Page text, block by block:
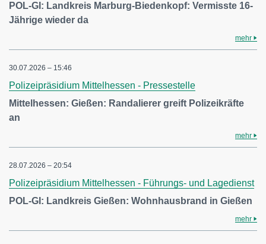
POL-GI: Landkreis Marburg-Biedenkopf: Vermisste 16-
Jährige wieder da
mehr
30.07.2026 – 15:46
Polizeipräsidium Mittelhessen - Pressestelle
Mittelhessen: Gießen: Randalierer greift Polizeikräfte
an
mehr
28.07.2026 – 20:54
Polizeipräsidium Mittelhessen - Führungs- und Lagedienst
POL-GI: Landkreis Gießen: Wohnhausbrand in Gießen
mehr